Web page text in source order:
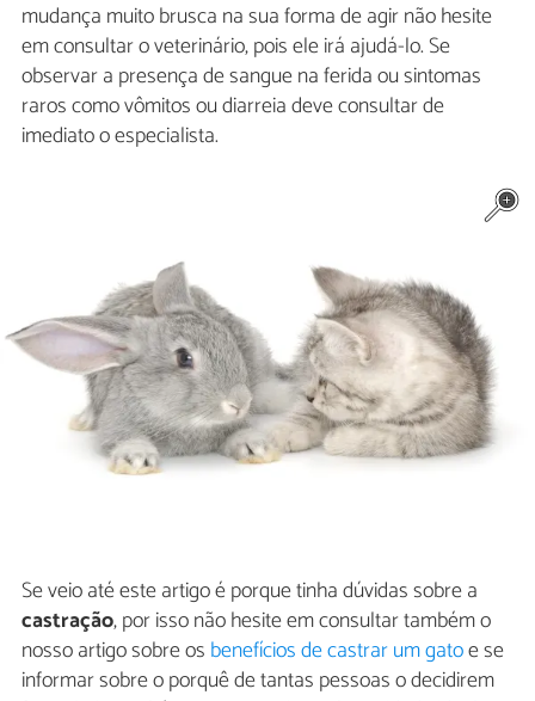
mudança muito brusca na sua forma de agir não hesite
em consultar o veterinário, pois ele irá ajudá-lo. Se
observar a presença de sangue na ferida ou sintomas
raros como vômitos ou diarreia deve consultar de
imediato o especialista.
Se veio até este artigo é porque tinha dúvidas sobre a
castração, por isso não hesite em consultar também o
nosso artigo sobre os benefícios de castrar um gatoe se
informar sobre o porquê de tantas pessoas o decidirem